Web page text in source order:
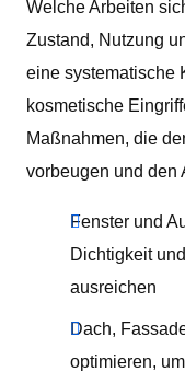
Welche Arbeiten
Zustand, Nutzung
eine systematische
kosmetische
Maßnahmen, die
vorbeugen und den
Fenster und
Dichtigkeit
ausreichen
Dach,
optimieren,